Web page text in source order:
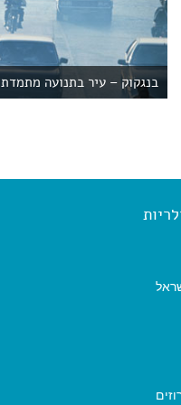
בנגקוק – עיר בתנועה מתמדת